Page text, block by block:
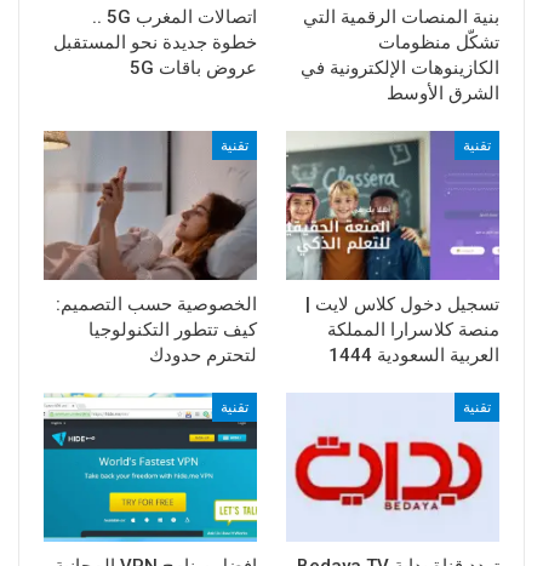
بنية المنصات الرقمية التي
تشكّل منظومات
الكازينوهات الإلكترونية في
الشرق الأوسط
اتصالات المغرب 5G ..
خطوة جديدة نحو المستقبل
عروض باقات 5G
تقنية
تسجيل دخول كلاس لايت |
منصة كلاسرارا المملكة
العربية السعودية 1444
تقنية
الخصوصية حسب التصميم:
كيف تتطور التكنولوجيا
لتحترم حدودك
تقنية تقنية